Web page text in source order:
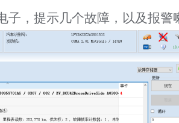
子，提示几个故障，以及报警